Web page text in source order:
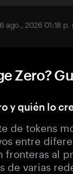
ago., 2026 01:18 p.
Zero?
y quién lo
de tokens
entre
fronteras al
de varias